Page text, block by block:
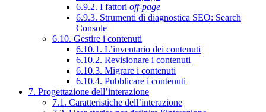
6.9.2. I fattori off-page
6.9.3. Strumenti di diagnostica SEO: Search
Console
6.10. Gestire i contenuti
6.10.1. L’inventario dei contenuti
6.10.2. Revisionare i contenuti
6.10.3. Migrare i contenuti
6.10.4. Pubblicare i contenuti
7. Progettazione dell’interazione
7.1. Caratteristiche dell’interazione